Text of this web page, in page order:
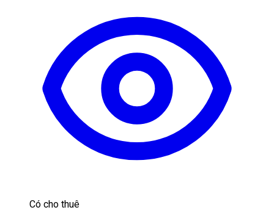
Có cho thuê